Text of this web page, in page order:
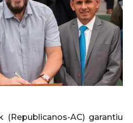
(Republicanos-AC) garantiu